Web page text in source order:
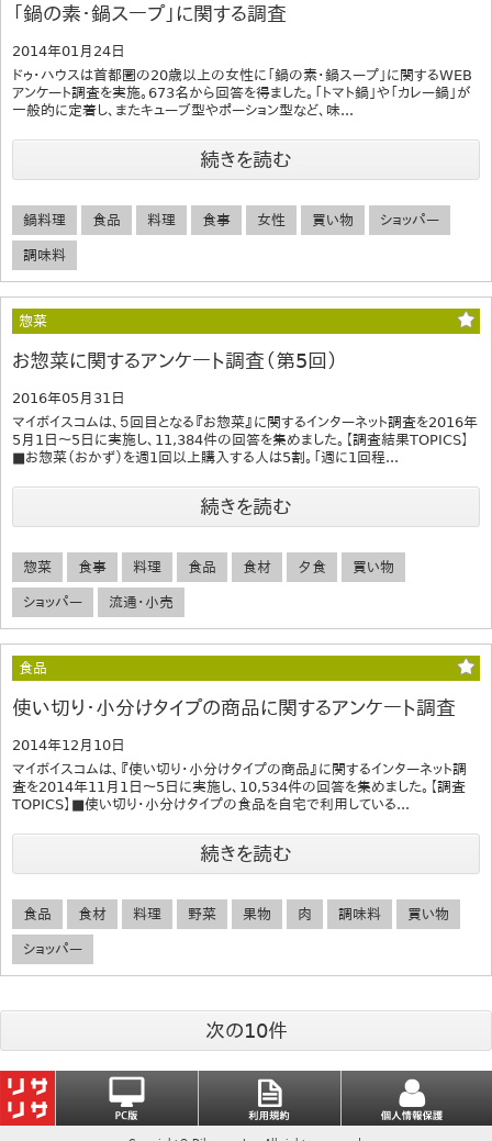
「鍋の素・鍋スープ」に関する調査
2014年01月24日
ドゥ・ハウスは首都圏の20歳以上の女性に「鍋の素・鍋スープ」に関するWEB
アンケート調査を実施。673名から回答を得ました。「トマト鍋」や「カレー鍋」が
一般的に定着し、またキューブ型やポーション型など、味...
続きを読む
鍋料理 食品 料理 食事 女性 買い物 ショッパー
調味料
惣菜
お惣菜に関するアンケート調査（第5回）
2016年05月31日
マイボイスコムは、５回目となる『お惣菜』に関するインターネット調査を2016年
5月1日～5日に実施し、11,384件の回答を集めました。【調査結果TOPICS】
■お惣菜（おかず）を週1回以上購入する人は5割。「週に1回程...
続きを読む
惣菜 食事 料理 食品 食材 夕食 買い物
ショッパー 流通・小売
食品
使い切り・小分けタイプの商品に関するアンケート調査
2014年12月10日
マイボイスコムは、『使い切り・小分けタイプの商品』に関するインターネット調
査を2014年11月1日～5日に実施し、10,534件の回答を集めました。【調査
TOPICS】■使い切り・小分けタイプの食品を自宅で利用している...
続きを読む
食品 食材 料理 野菜 果物 肉 調味料 買い物
ショッパー
次の10件